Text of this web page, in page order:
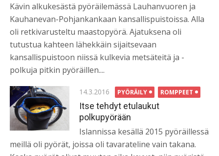
Kävin alkukesästä pyöräilemässä Lauhanvuoren ja
Kauhanevan-Pohjankankaan kansallispuistoissa. Alla
oli retkivarusteltu maastopyörä. Ajatuksena oli
tutustua kahteen lähekkäin sijaitsevaan
kansallispuistoon niissä kulkevia metsäteitä ja -
polkuja pitkin pyöräillen....
Posted
on
14.3.2016 PYÖRÄILY ROMPPEET
Itse tehdyt etulaukut
polkupyörään
Islannissa kesällä 2015 pyöräillessä
meillä oli pyörät, joissa oli tavarateline vain takana.